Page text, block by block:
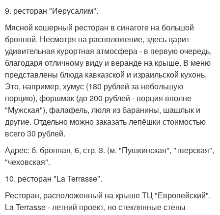
9. ресторан "Иерусалим".
Мясной кошерный ресторан в синагоге на большой
бронной. Несмотря на расположение, здесь царит
удивительная курортная атмосфера - в первую очередь,
благодаря отличному виду и веранде на крыше. В меню
представлены блюда кавказской и израильской кухонь.
Это, например, хумус (180 рублей за небольшую
порцию), форшмак (до 200 рублей - порция вполне
"Мужская"), фалафель, люля из баранины, шашлык и
другие. Отдельно можно заказать лепёшки стоимостью
всего 30 рублей.
Адрес: б. бронная, 6, стр. 3. (м. "Пушкинская", "тверская",
"чеховская".
10. ресторан "La Terrasse".
Ресторан, расположенный на крыше ТЦ "Европейский".
La Terrasse - летний проект, но стеклянные стены